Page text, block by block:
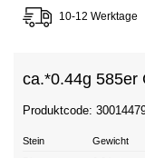
10-12 Werktage
ca.*0.44g 585er
Produktcode:
Stein Gewicht